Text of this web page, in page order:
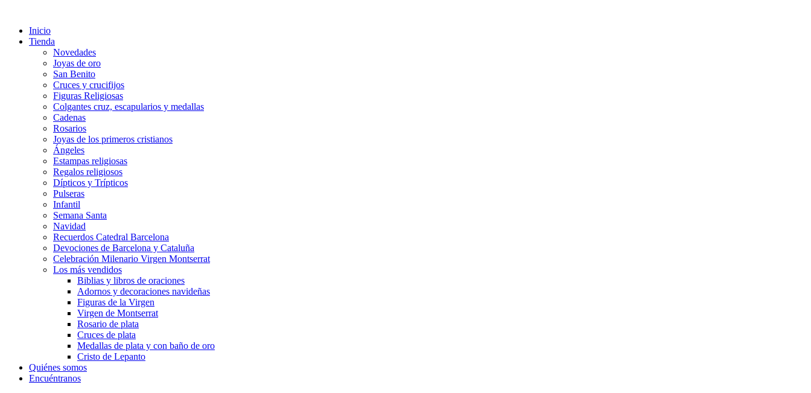
contenido
Inicio
Tienda
Novedades
Joyas de oro
San Benito
Cruces y crucifijos
Figuras Religiosas
Colgantes cruz, escapularios y medallas
Cadenas
Rosarios
Joyas de los primeros cristianos
Ángeles
Estampas religiosas
Regalos religiosos
Dípticos y Trípticos
Pulseras
Infantil
Semana Santa
Navidad
Recuerdos Catedral Barcelona
Devociones de Barcelona y Cataluña
Celebración Milenario Virgen Montserrat
Los más vendidos
Biblias y libros de oraciones
Adornos y decoraciones navideñas
Figuras de la Virgen
Virgen de Montserrat
Rosario de plata
Cruces de plata
Medallas de plata y con baño de oro
Cristo de Lepanto
Quiénes somos
Encuéntranos